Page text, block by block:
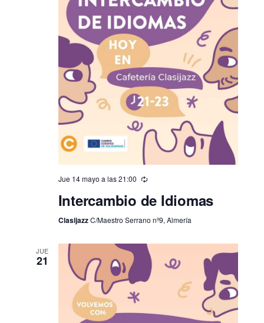
Jue 14 mayo a las 21:00
Intercambio de Idiomas
ClasijazzC/Maestro Serrano nº9, Almería
JUE
21